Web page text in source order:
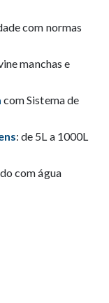
com normas
manchas e
com Sistema de
: de 5L a 1000L
com água